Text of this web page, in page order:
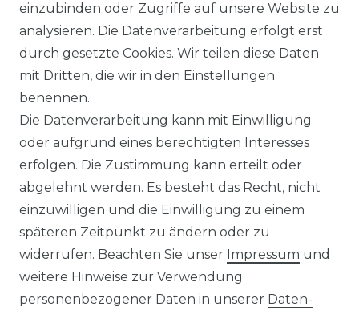
Langarm Business Hemd
(144262600)
UVP 49,99 €
ab 47,99 € *
inkl. ges. MwSt. Versandkosten
Impressum Daten­schutz­erklärung
einzubinden oder Zugriffe auf unsere Website zu
analysieren. Die Datenverarbeitung erfolgt erst
durch gesetzte Cookies. Wir teilen diese Daten
mit Dritten, die wir in den Einstellungen
benennen.
Die Datenverarbeitung kann mit Einwilligung
oder aufgrund eines berechtigten Interesses
erfolgen. Die Zustimmung kann erteilt oder
abgelehnt werden. Es besteht das Recht, nicht
einzuwilligen und die Einwilligung zu einem
späteren Zeitpunkt zu ändern oder zu
widerrufen. Beachten Sie unser Impressum und
weitere Hinweise zur Verwendung
personenbezogener Daten in unserer Daten­